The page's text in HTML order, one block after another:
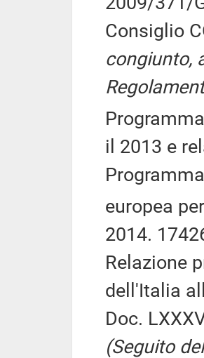
Consiglio
congiunto,
il 2013 e
europea
2014.
Relazione
dell'Italia
Doc.
(Seguito